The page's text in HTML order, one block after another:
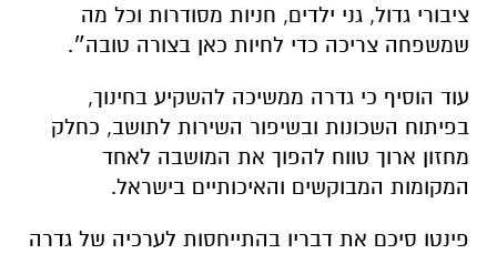
ציבורי גדול, גני ילדים, חניות מסודרות וכל מה
שמשפחה צריכה כדי לחיות כאן בצורה טובה״.
עוד הוסיף כי גדרה ממשיכה להשקיע בחינוך,
בפיתוח השכונות ובשיפור השירות לתושב, כחלק
מחזון ארוך טווח להפוך את המושבה לאחד
המקומות המבוקשים והאיכותיים בישראל.
פינטו סיכם את דבריו בהתייחסות לערכיה של גדרה